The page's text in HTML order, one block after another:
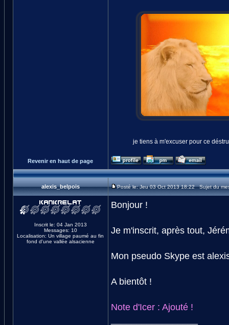
je tiens à m'excuser pour ce
Revenir en haut de page
alexis_belpois Posté le: Jeu 03 Oct 2013 18:22 Sujet du
Inscrit le: 04 Jan 2013
Messages: 10
Localisation: Un village paumé au fin
fond d'une vallée alsacienne
Bonjour !
Je m'inscrit, après tout,
Mon pseudo Skype est
A bientôt !
Note d'Icer : Ajouté !